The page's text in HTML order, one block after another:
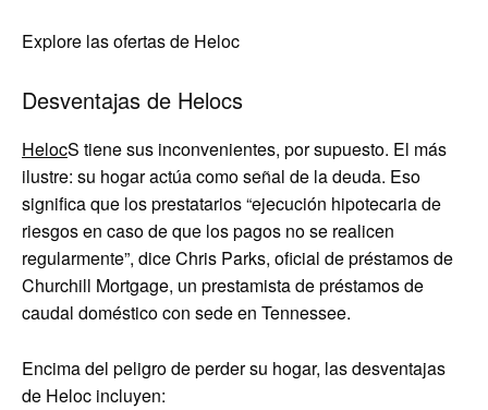
Explore las ofertas de Heloc
Desventajas de Helocs
HelocS tiene sus inconvenientes, por supuesto. El más
ilustre: su hogar actúa como señal de la deuda. Eso
significa que los prestatarios “ejecución hipotecaria de
riesgos en caso de que los pagos no se realicen
regularmente”, dice Chris Parks, oficial de préstamos de
Churchill Mortgage, un prestamista de préstamos de
caudal doméstico con sede en Tennessee.
Encima del peligro de perder su hogar, las desventajas
de Heloc incluyen: